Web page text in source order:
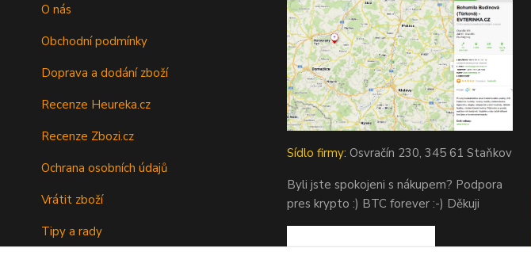
O nás
Obchodní podmínky
Doprava a dodání zboží
Recenze Heureka.cz
Recenze Zbozi.cz
Ochrana osobních údajů
Vrátit zboží
Tipy a rady
Sídlo firmy: Osvračín 230, 345 61 Staňkov
Byli jste spokojeni s nákupem? Podpora
pres krypto :) BTC forever :-) Děkuji